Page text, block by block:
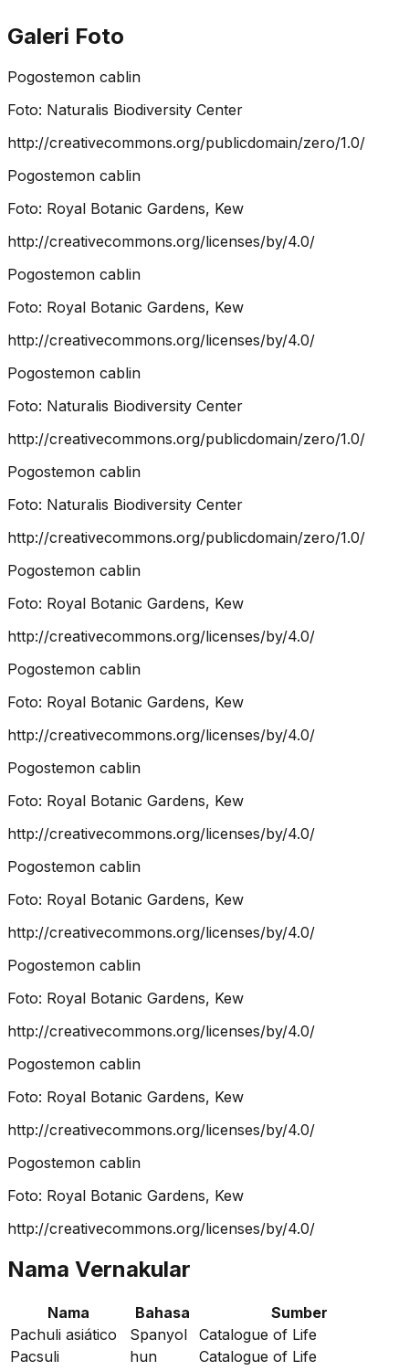
Galeri Foto
Pogostemon cablin
Foto: Naturalis Biodiversity Center
http://creativecommons.org/publicdomain/zero/1.0/
Pogostemon cablin
Foto: Royal Botanic Gardens, Kew
http://creativecommons.org/licenses/by/4.0/
Pogostemon cablin
Foto: Royal Botanic Gardens, Kew
http://creativecommons.org/licenses/by/4.0/
Pogostemon cablin
Foto: Naturalis Biodiversity Center
http://creativecommons.org/publicdomain/zero/1.0/
Pogostemon cablin
Foto: Naturalis Biodiversity Center
http://creativecommons.org/publicdomain/zero/1.0/
Pogostemon cablin
Foto: Royal Botanic Gardens, Kew
http://creativecommons.org/licenses/by/4.0/
Pogostemon cablin
Foto: Royal Botanic Gardens, Kew
http://creativecommons.org/licenses/by/4.0/
Pogostemon cablin
Foto: Royal Botanic Gardens, Kew
http://creativecommons.org/licenses/by/4.0/
Pogostemon cablin
Foto: Royal Botanic Gardens, Kew
http://creativecommons.org/licenses/by/4.0/
Pogostemon cablin
Foto: Royal Botanic Gardens, Kew
http://creativecommons.org/licenses/by/4.0/
Pogostemon cablin
Foto: Royal Botanic Gardens, Kew
http://creativecommons.org/licenses/by/4.0/
Pogostemon cablin
Foto: Royal Botanic Gardens, Kew
http://creativecommons.org/licenses/by/4.0/
Nama Vernakular
Nama Bahasa
Sumber
Pachuli asiático
Spanyol
Catalogue of Life
Pacsuli
hun
Catalogue of Life